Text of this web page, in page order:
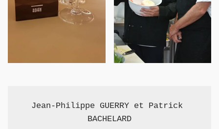
Jean-Philippe GUERRY et Patrick
BACHELARD